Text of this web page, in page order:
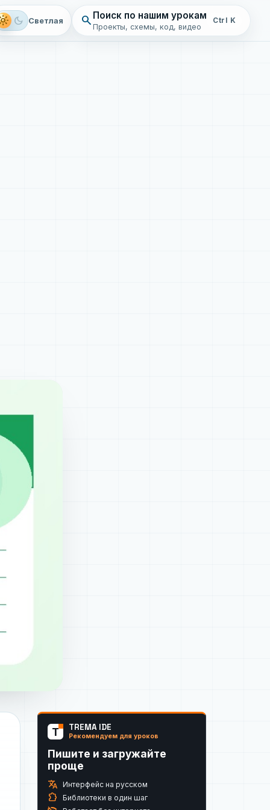
dark_mode Светлая searchПоиск по нашим урокам
Проекты, схемы, код, видео
Ctrl K
T TREMA IDE
Рекомендуем для уроков
Пишите и загружайте
проще
translate Интерфейс на русском
extension Библиотеки в один шаг